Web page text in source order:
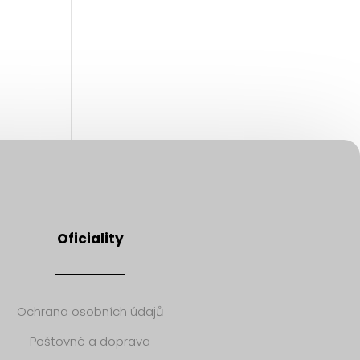
Oficiality
Ochrana osobních údajů
Poštovné a doprava